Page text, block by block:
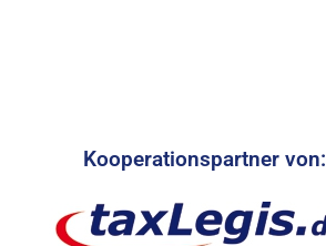
Kooperationspartner von: